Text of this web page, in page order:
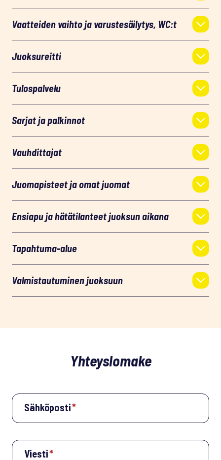
Vaatteiden vaihto ja varustesäilytys, WC:t
Juoksureitti
Tulospalvelu
Sarjat ja palkinnot
Vauhdittajat
Juomapisteet ja omat juomat
Ensiapu ja hätätilanteet juoksun aikana
Tapahtuma-alue
Valmistautuminen juoksuun
Yhteyslomake
Sähköposti*
Viesti*